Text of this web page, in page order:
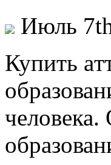
Июль
Купить
человека.